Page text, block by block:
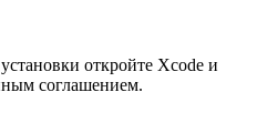
откройте Xcode и
соглашением.